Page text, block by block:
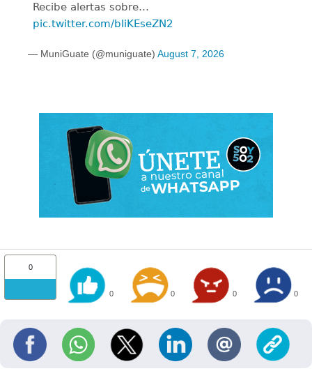
Recibe alertas sobre…
pic.twitter.com/bIiKEseZN2
— MuniGuate (@muniguate) August 7, 2026
0
0 0 0 0